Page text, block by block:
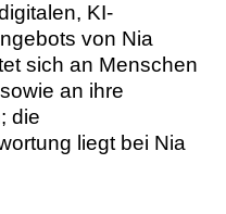
KI-
von Nia
sich an Menschen
an ihre
die
liegt bei Nia